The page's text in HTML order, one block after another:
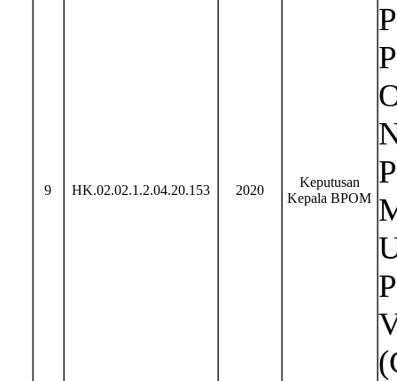
9 HK.02.02.1.2.04.20.153 2020
Keputusan
Kepala BPOM